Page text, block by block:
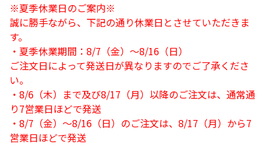
※夏季休業日のご案内※
誠に勝手ながら、下記の通り休業日とさせていただきま
す。
・夏季休業期間：8/7（金）～8/16（日）
ご注文日によって発送日が異なりますのでご了承くださ
い。
・8/6（木）まで及び8/17（月）以降のご注文は、通常通
り7営業日ほどで発送
・8/7（金）～8/16（日）のご注文は、8/17（月）から7
営業日ほどで発送